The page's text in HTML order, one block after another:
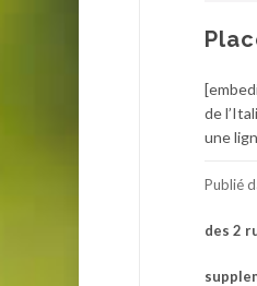
de
une
Publié
des 2